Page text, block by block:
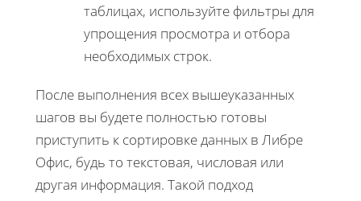
таблицах, используйте фильтры для
упрощения просмотра и отбора
необходимых строк.
После выполнения всех вышеуказанных
шагов вы будете полностью готовы
приступить к сортировке данных в Либре
Офис, будь то текстовая, числовая или
другая информация. Такой подход